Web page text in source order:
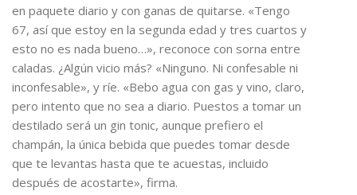
en paquete diario y con ganas de quitarse. «Tengo
67, así que estoy en la segunda edad y tres cuartos y
esto no es nada bueno…», reconoce con sorna entre
caladas. ¿Algún vicio más? «Ninguno. Ni confesable ni
inconfesable», y ríe. «Bebo agua con gas y vino, claro,
pero intento que no sea a diario. Puestos a tomar un
destilado será un gin tonic, aunque prefiero el
champán, la única bebida que puedes tomar desde
que te levantas hasta que te acuestas, incluido
después de acostarte», firma.